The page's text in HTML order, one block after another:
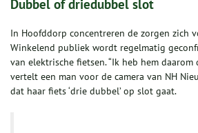
Dubbel of driedubbel slot
In Hoofddorp concentreren de zorgen zich
Winkelend publiek wordt regelmatig
van elektrische fietsen. “Ik heb hem daarom
vertelt een man voor de camera van NH
dat haar fiets ‘drie dubbel’ op slot gaat.